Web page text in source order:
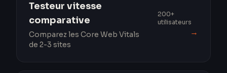
Testeur vitesse
comparative
Comparez les Core Web Vitals
de 2-3 sites
200+
utilisateurs
→